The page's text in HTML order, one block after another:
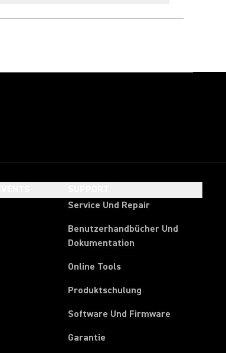
Service Und Repair
Benutzerhandbücher Und
Dokumentation
Online Tools
Produktschulung
Software Und Firmware
Garantie